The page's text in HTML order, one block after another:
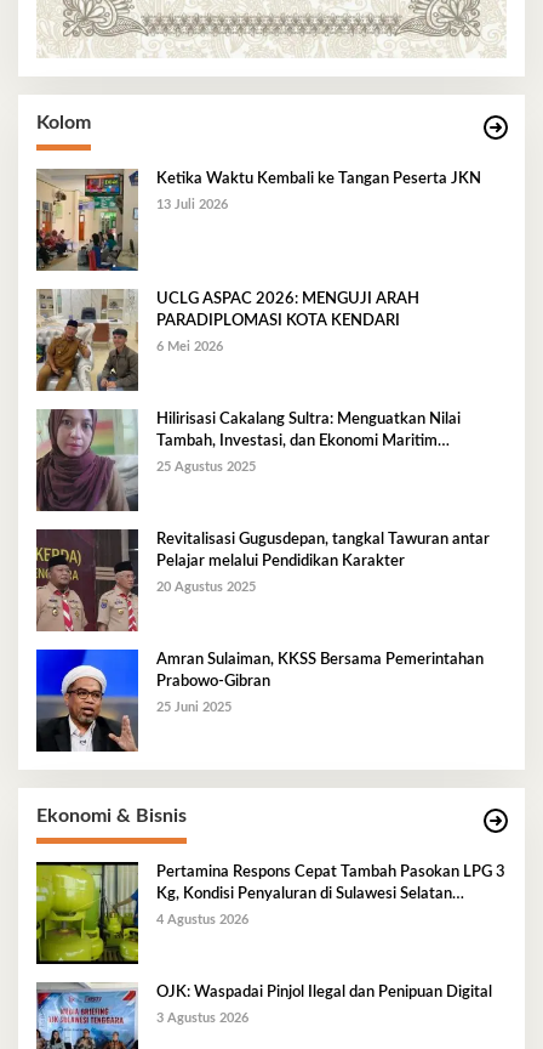
Kolom
Ketika Waktu Kembali ke Tangan Peserta JKN
13 Juli 2026
UCLG ASPAC 2026: MENGUJI ARAH
PARADIPLOMASI KOTA KENDARI
6 Mei 2026
Hilirisasi Cakalang Sultra: Menguatkan Nilai
Tambah, Investasi, dan Ekonomi Maritim
Berkelanjutan
25 Agustus 2025
Revitalisasi Gugusdepan, tangkal Tawuran antar
Pelajar melalui Pendidikan Karakter
20 Agustus 2025
Amran Sulaiman, KKSS Bersama Pemerintahan
Prabowo-Gibran
25 Juni 2025
Ekonomi & Bisnis
Pertamina Respons Cepat Tambah Pasokan LPG 3
Kg, Kondisi Penyaluran di Sulawesi Selatan
Berlangsung Kondusif
4 Agustus 2026
OJK: Waspadai Pinjol Ilegal dan Penipuan Digital
3 Agustus 2026